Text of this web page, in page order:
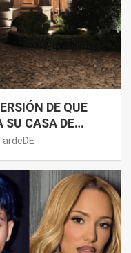
DE QUE
SU CASA DE
DE ALGÚN